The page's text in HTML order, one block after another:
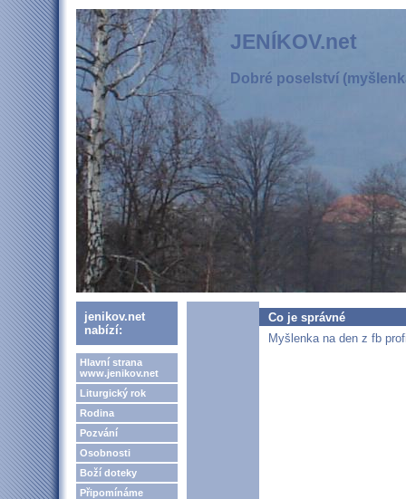
JENÍKOV.net
Dobré poselství
jenikov.net
nabízí:
Hlavní strana
www.jenikov.net
Liturgický rok
Rodina
Pozvání
Osobnosti
Boží doteky
Připomínáme
Co je správné
Myšlenka na den z fb